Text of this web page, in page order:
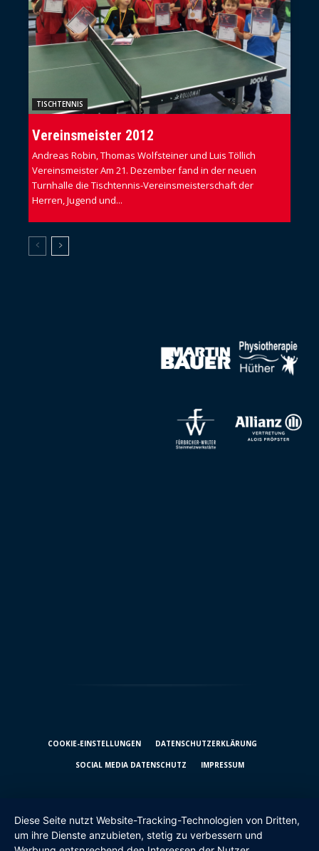
TISCHTENNIS
Vereinsmeister 2012
Andreas Robin, Thomas Wolfsteiner und Luis Töllich
Vereinsmeister Am 21. Dezember fand in der neuen
Turnhalle die Tischtennis-Vereinsmeisterschaft der
Herren, Jugend und...
COOKIE-EINSTELLUNGEN DATENSCHUTZ­ERKLÄRUNG
SOCIAL MEDIA DATENSCHUTZ IMPRESSUM
Diese Seite nutzt Website-Tracking-Technologien von Dritten,
um ihre Dienste anzubieten, stetig zu verbessern und